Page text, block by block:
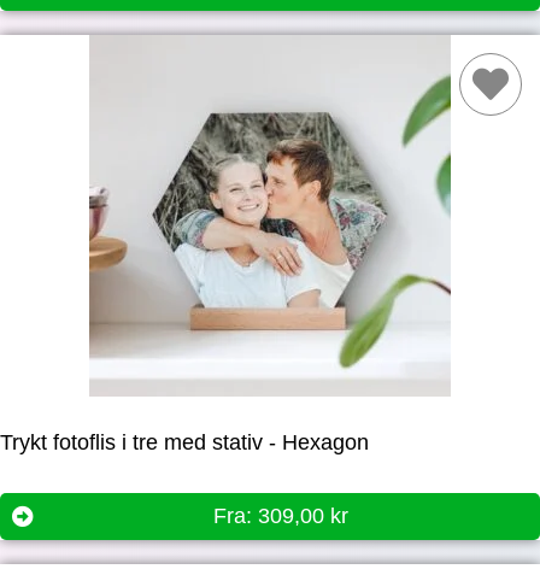
Trykt fotoflis i tre med stativ - Hexagon
Fra: 309,00 kr